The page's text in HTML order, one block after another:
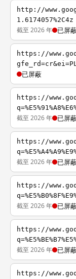
http://
1.6174057%2C4z
截至 2026 年 已屏
https://
已屏蔽
https://
截至 2026 年 已屏
https://
截至 2026 年 已屏
https://
截至 2026 年 已屏
https://
截至 2026 年 已屏
https://